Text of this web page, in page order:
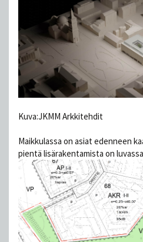
Kuva:JKMM Arkkitehdit
Maikkulassa on asiat edenneen
pientä lisärakentamista on